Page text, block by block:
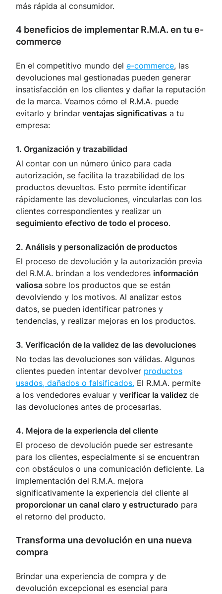
más rápida al consumidor.
4 beneficios de implementar R.M.A. en tu e-
commerce
En el competitivo mundo del e-commerce, las
devoluciones mal gestionadas pueden generar
insatisfacción en los clientes y dañar la reputación
de la marca. Veamos cómo el R.M.A. puede
evitarlo y brindar ventajas significativas a tu
empresa:
1. Organización y trazabilidad
Al contar con un número único para cada
autorización, se facilita la trazabilidad de los
productos devueltos. Esto permite identificar
rápidamente las devoluciones, vincularlas con los
clientes correspondientes y realizar un
seguimiento efectivo de todo el proceso.
2. Análisis y personalización de productos
El proceso de devolución y la autorización previa
del R.M.A. brindan a los vendedores información
valiosa sobre los productos que se están
devolviendo y los motivos. Al analizar estos
datos, se pueden identificar patrones y
tendencias, y realizar mejoras en los productos.
3. Verificación de la validez de las devoluciones
No todas las devoluciones son válidas. Algunos
clientes pueden intentar devolver productos
usados, dañados o falsificados. El R.M.A. permite
a los vendedores evaluar y verificar la validez de
las devoluciones antes de procesarlas.
4. Mejora de la experiencia del cliente
El proceso de devolución puede ser estresante
para los clientes, especialmente si se encuentran
con obstáculos o una comunicación deficiente. La
implementación del R.M.A. mejora
significativamente la experiencia del cliente al
proporcionar un canal claro y estructurado para
el retorno del producto.
Transforma una devolución en una nueva
compra
Brindar una experiencia de compra y de
devolución excepcional es esencial para